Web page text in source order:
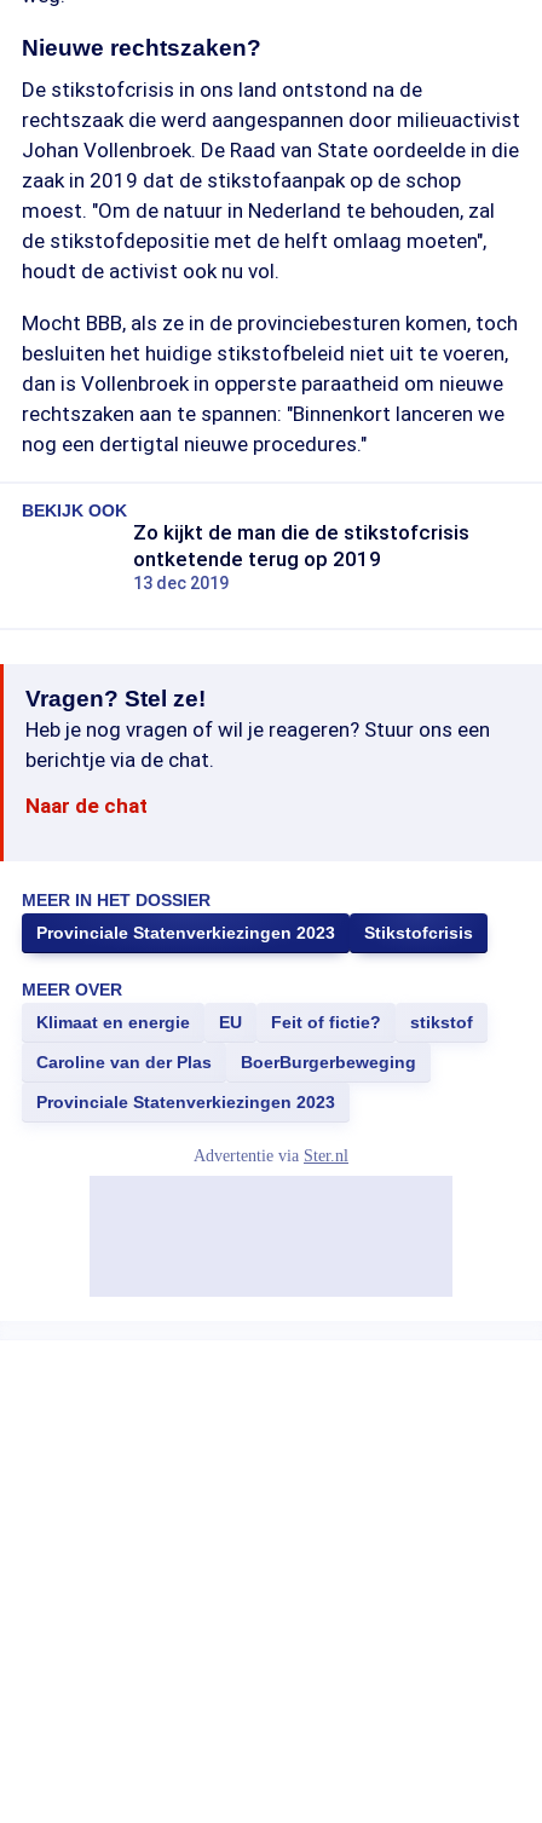
Nieuwe rechtszaken?
De stikstofcrisis in ons land ontstond na de
rechtszaak die werd aangespannen door milieuactivist
Johan Vollenbroek. De Raad van State oordeelde in die
zaak in 2019 dat de stikstofaanpak op de schop
moest. "Om de natuur in Nederland te behouden, zal
de stikstofdepositie met de helft omlaag moeten",
houdt de activist ook nu vol.
Mocht BBB, als ze in de provinciebesturen komen, toch
besluiten het huidige stikstofbeleid niet uit te voeren,
dan is Vollenbroek in opperste paraatheid om nieuwe
rechtszaken aan te spannen: "Binnenkort lanceren we
nog een dertigtal nieuwe procedures."
BEKIJK OOK
Zo kijkt de man die de stikstofcrisis
ontketende terug op 2019
13 dec 2019
Vragen? Stel ze!
Heb je nog vragen of wil je reageren? Stuur ons een
berichtje via de chat.
Naar de chat
MEER IN HET DOSSIER
Provinciale Statenverkiezingen 2023
Stikstofcrisis
MEER OVER
Klimaat en energie
EU Feit of fictie? stikstof
Caroline van der Plas BoerBurgerbeweging
Provinciale Statenverkiezingen 2023
Advertentie via Ster.nl